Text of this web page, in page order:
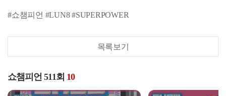
#쇼챔피언 #LUN8 #SUPERPOWER
목록보기
쇼챔피언 511회 10